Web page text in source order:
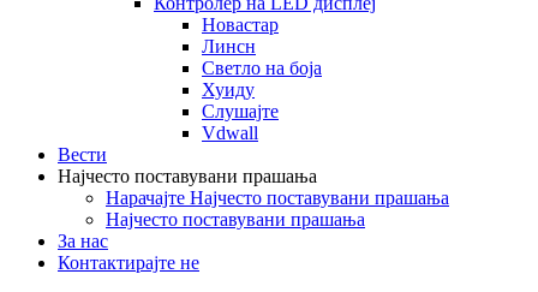
Новастар
Линсн
Светло на боја
Хуиду
Слушајте
Vdwall
Вести
Најчесто поставувани прашања
Нарачајте Најчесто поставувани прашања
Најчесто поставувани прашања
За нас
Контактирајте не